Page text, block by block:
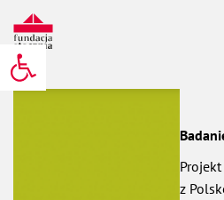
Otwórz pasek
z